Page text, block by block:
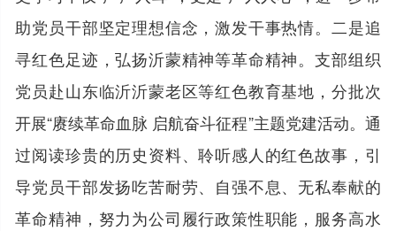
助党员干部坚定理想信念，激发干事热情。二是追
寻红色足迹，弘扬沂蒙精神等革命精神。支部组织
党员赴山东临沂沂蒙老区等红色教育基地，分批次
开展“赓续革命血脉 启航奋斗征程”主题党建活动。通
过阅读珍贵的历史资料、聆听感人的红色故事，引
导党员干部发扬吃苦耐劳、自强不息、无私奉献的
革命精神，努力为公司履行政策性职能，服务高水